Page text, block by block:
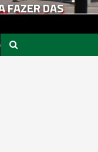
FAZER DAS
The Last of Us Limited